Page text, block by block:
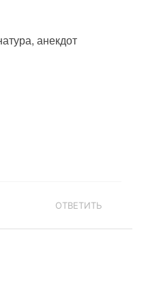
анекдот
ОТВЕТИТЬ